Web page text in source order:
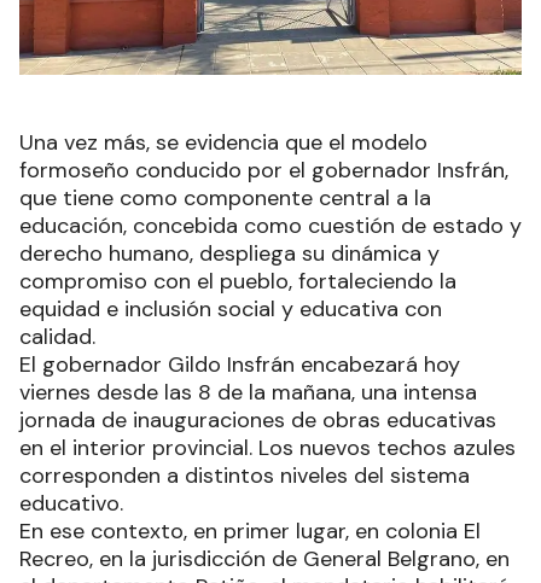
Una vez más, se evidencia que el modelo
formoseño conducido por el gobernador Insfrán,
que tiene como componente central a la
educación, concebida como cuestión de estado y
derecho humano, despliega su dinámica y
compromiso con el pueblo, fortaleciendo la
equidad e inclusión social y educativa con
calidad.
El gobernador Gildo Insfrán encabezará hoy
viernes desde las 8 de la mañana, una intensa
jornada de inauguraciones de obras educativas
en el interior provincial. Los nuevos techos azules
corresponden a distintos niveles del sistema
educativo.
En ese contexto, en primer lugar, en colonia El
Recreo, en la jurisdicción de General Belgrano, en